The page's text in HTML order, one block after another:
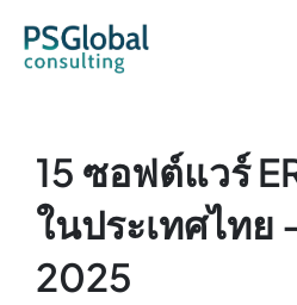
15 ซอฟต์แวร์
ในประเทศไทย
2025